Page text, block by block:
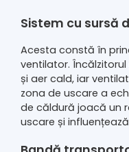
Sistem cu sursă
Acesta constă în
ventilator.
și aer cald, iar
zona de uscare a
de căldură joacă un
uscare și